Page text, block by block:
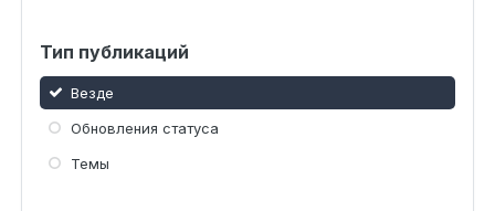
Тип публикаций
Везде
Обновления статуса
Темы